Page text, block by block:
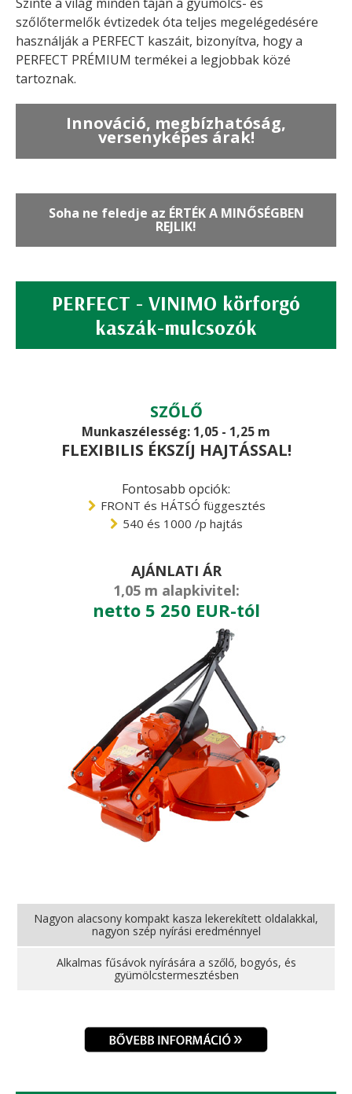
szőlőtermelők évtizedek óta teljes megelégedésére
használják a PERFECT kaszáit, bizonyítva, hogy a
PERFECT PRÉMIUM termékei a legjobbak közé
tartoznak.
Innováció, megbízhatóság,
versenyképes árak!
Soha ne feledje az ÉRTÉK A MINŐSÉGBEN
REJLIK!
PERFECT - VINIMO körforgó
kaszák-mulcsozók
SZŐLŐ
Munkaszélesség: 1,05 - 1,25 m
FLEXIBILIS ÉKSZÍJ HAJTÁSSAL!
Fontosabb opciók:
FRONT és HÁTSÓ függesztés
540 és 1000 /p hajtás
AJÁNLATI ÁR
1,05 m alapkivitel:
netto 5 250 EUR-tól
Nagyon alacsony kompakt kasza lekerekített oldalakkal,
nagyon szép nyírási eredménnyel
Alkalmas fűsávok nyírására a szőlő, bogyós, és
gyümölcstermesztésben